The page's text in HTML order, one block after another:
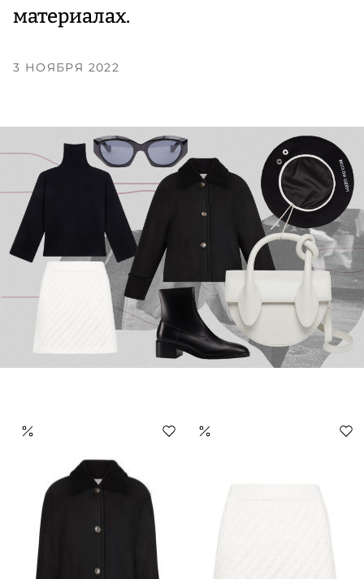
материалах.
3 НОЯБРЯ 2022